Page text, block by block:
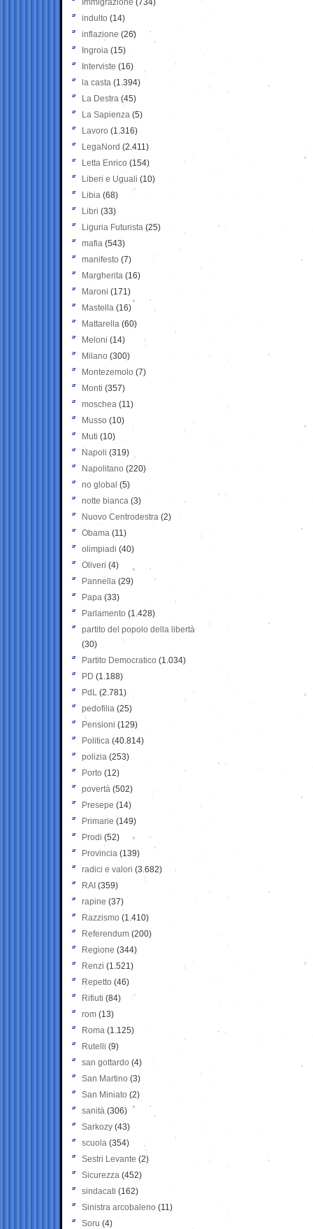
Immigrazione (734)
indulto (14)
inflazione (26)
Ingroia (15)
Interviste (16)
la casta (1.394)
La Destra (45)
La Sapienza (5)
Lavoro (1.316)
LegaNord (2.411)
Letta Enrico (154)
Liberi e Uguali (10)
Libia (68)
Libri (33)
Liguria Futurista (25)
mafia (543)
manifesto (7)
Margherita (16)
Maroni (171)
Mastella (16)
Mattarella (60)
Meloni (14)
Milano (300)
Montezemolo (7)
Monti (357)
moschea (11)
Musso (10)
Muti (10)
Napoli (319)
Napolitano (220)
no global (5)
notte bianca (3)
Nuovo Centrodestra (2)
Obama (11)
olimpiadi (40)
Oliveri (4)
Pannella (29)
Papa (33)
Parlamento (1.428)
partito del popolo della libertà
(30)
Partito Democratico (1.034)
PD (1.188)
PdL (2.781)
pedofilia (25)
Pensioni (129)
Politica (40.814)
polizia (253)
Porto (12)
povertà (502)
Presepe (14)
Primarie (149)
Prodi (52)
Provincia (139)
radici e valori (3.682)
RAI (359)
rapine (37)
Razzismo (1.410)
Referendum (200)
Regione (344)
Renzi (1.521)
Repetto (46)
Rifiuti (84)
rom (13)
Roma (1.125)
Rutelli (9)
san gottardo (4)
San Martino (3)
San Miniato (2)
sanità (306)
Sarkozy (43)
scuola (354)
Sestri Levante (2)
Sicurezza (452)
sindacati (162)
Sinistra arcobaleno (11)
Soru (4)